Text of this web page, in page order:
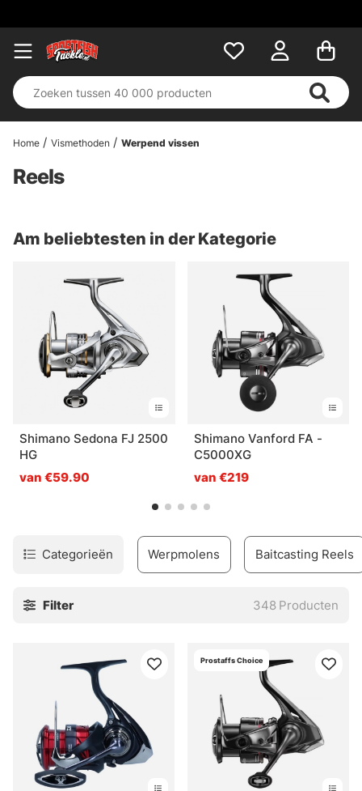
Home Vismethoden Werpend vissen
Reels
Am beliebtesten in der Kategorie
Shimano Sedona FJ 2500
HG
van €59.90
Shimano Vanford FA -
C5000XG
van €219
Categorieën Werpmolens Baitcasting Reels
Filter 348 Producten
Prostaffs Choice